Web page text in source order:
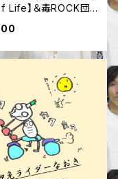
Life】＆毒ROCK団
ー